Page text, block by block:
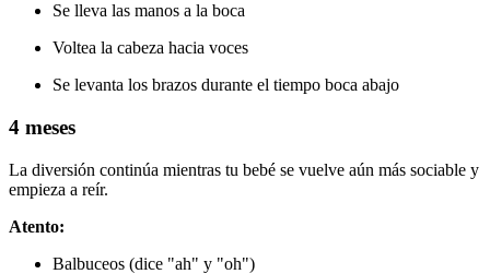
Se lleva las manos a la boca
Voltea la cabeza hacia voces
Se levanta los brazos durante el tiempo boca abajo
4 meses
La diversión continúa mientras tu bebé se vuelve aún más sociable y
empieza a reír.
Atento:
Balbuceos (dice "ah" y "oh")